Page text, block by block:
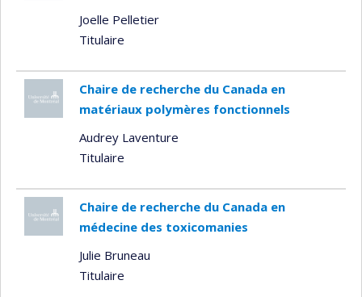
Joelle Pelletier
Titulaire
Chaire de recherche du Canada en
matériaux polymères fonctionnels
Audrey Laventure
Titulaire
Chaire de recherche du Canada en
médecine des toxicomanies
Julie Bruneau
Titulaire